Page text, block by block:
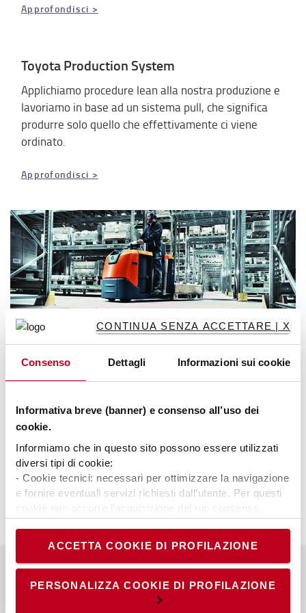
CONTINUA SENZA ACCETTARE | X
Consenso Dettagli Informazioni sui cookie
Informativa breve (banner) e consenso all’uso dei
cookie.
Informiamo che in questo sito possono essere utilizzati
diversi tipi di cookie:
- Cookie tecnici: necessari per ottimizzare la navigazione
e fornire eventuali servizi richiesti dall’utente. Per questi
cookie non occorre l’acquisizione del tuo consenso.
aggregate, al fine di ottimizzare il sito. Per questi cookie
non occorre l’acquisizione del tuo consenso.
- Cookie di profilazione/marketing: sono utilizzati, solo
previo tuo consenso, per esaminare le tue abitudini di
ACCETTA COOKIE DI PROFILAZIONE
PERSONALIZZA COOKIE DI PROFILAZIONE
Approfondisci >
Toyota Production System
Applichiamo procedure lean alla nostra produzione e
lavoriamo in base ad un sistema pull, che significa
produrre solo quello che effettivamente ci viene
ordinato.
Approfondisci >
La nostra gamma di prodotti
Scopri la nostra completa gamma di carrelli che
include anche retrattili, transpallet e
Approfondisci >
A proposito di Toyota